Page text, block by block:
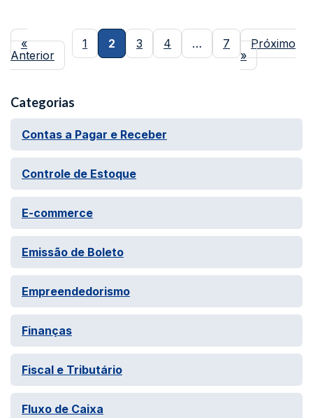
«
Anterior
1 2 3 4 … 7
Próximo
»
Categorias
Contas a Pagar e Receber
Controle de Estoque
E-commerce
Emissão de Boleto
Empreendedorismo
Finanças
Fiscal e Tributário
Fluxo de Caixa